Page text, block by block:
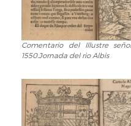
1550.
Disposición
los
reales
Comentario
del
señor
don
Luis
de
Comentario del Illustre
1550.Jornada del rio Albis